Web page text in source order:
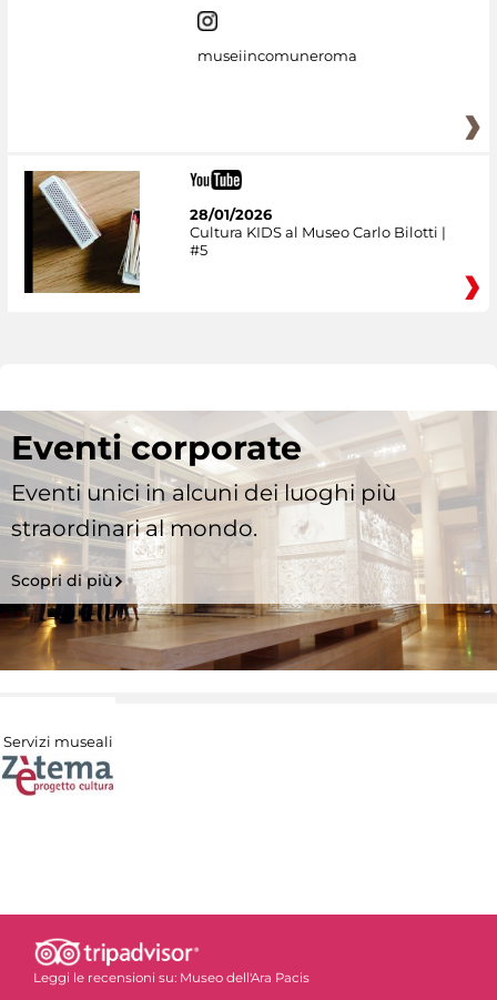
museiincomuneroma
28/01/2026
Cultura KIDS al Museo Carlo Bilotti |
#5
Eventi corporate
Eventi unici in alcuni dei luoghi più
straordinari al mondo.
Scopri di più
Servizi museali
Leggi le recensioni su: Museo dell'Ara Pacis